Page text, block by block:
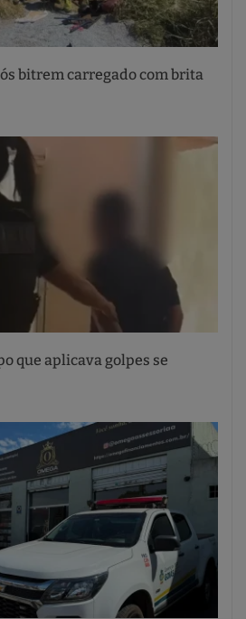
bitrem carregado com brita
que aplicava golpes se